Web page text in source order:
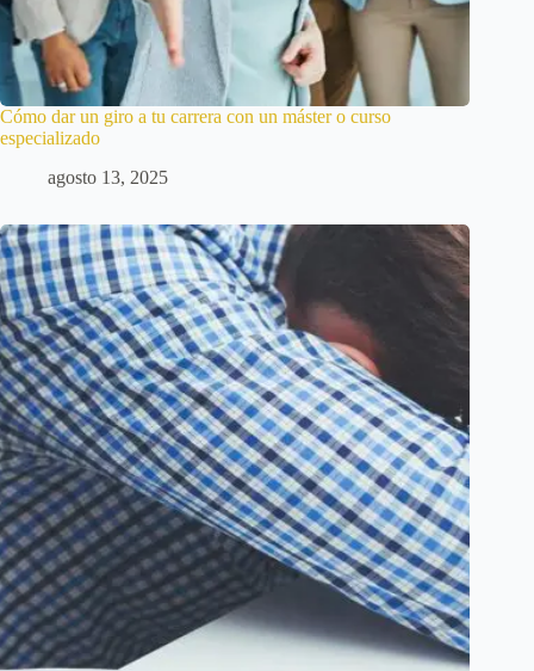
Cómo dar un giro a tu carrera con un máster o curso
especializado
agosto 13, 2025